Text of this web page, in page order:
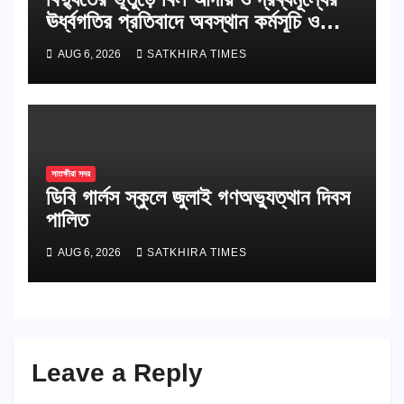
ঊর্ধ্বগতির প্রতিবাদে অবস্থান কর্মসূচি ও
স্মারকলিপি
AUG 6, 2026 SATKHIRA TIMES
সাতক্ষীরা সদর
ডিবি গার্লস স্কুলে জুলাই গণঅভ্যুত্থান দিবস
পালিত
AUG 6, 2026 SATKHIRA TIMES
Leave a Reply